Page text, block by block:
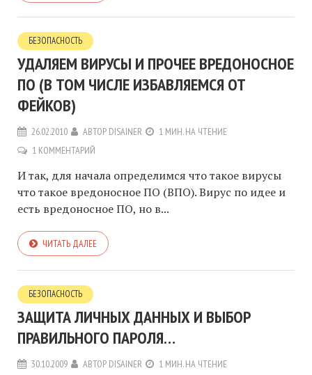
БЕЗОПАСНОСТЬ
УДАЛЯЕМ ВИРУСЫ И ПРОЧЕЕ ВРЕДОНОСНОЕ
ПО (В ТОМ ЧИСЛЕ ИЗБАВЛЯЕМСЯ ОТ
ФЕЙКОВ)
26.02.2010 АВТОР DISAINER
1 МИН. НА ЧТЕНИЕ
1 КОММЕНТАРИЙ
И так, для начала определимся что такое вирусы
что такое вредоносное ПО (ВПО). Вирус по идее и
есть вредоносное ПО, но в...
ЧИТАТЬ ДАЛЕЕ
БЕЗОПАСНОСТЬ
ЗАЩИТА ЛИЧНЫХ ДАННЫХ И ВЫБОР
ПРАВИЛЬНОГО ПАРОЛЯ…
30.10.2009 АВТОР DISAINER 1 МИН. НА ЧТЕНИЕ